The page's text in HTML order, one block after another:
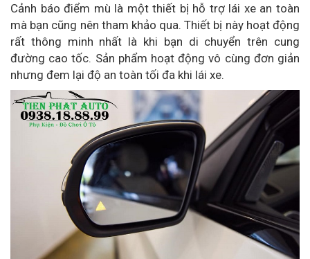
Cảnh báo điểm mù là một thiết bị hỗ trợ lái xe an toàn
mà bạn cũng nên tham khảo qua. Thiết bị này hoạt động
rất thông minh nhất là khi bạn di chuyển trên cung
đường cao tốc. Sản phẩm hoạt động vô cùng đơn giản
nhưng đem lại độ an toàn tối đa khi lái xe.